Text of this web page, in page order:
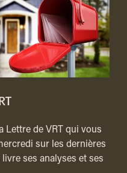
Lettre de VRT qui vous
sur les dernières
ses analyses et ses